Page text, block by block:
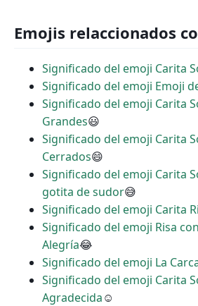
Emojis relaccionados
Significado del emoji Carita
Significado del emoji Emoji
Significado del emoji Carita
Grandes😃
Significado del emoji Carita
Cerrados😄
Significado del emoji Carita
gotita de sudor😅
Significado del emoji Carita
Significado del emoji Risa
Alegría😂
Significado del emoji La
Significado del emoji Carita
Agradecida☺